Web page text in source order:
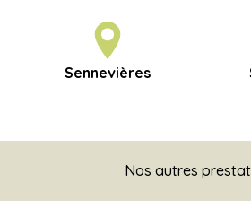
Sennevières
Nos autres